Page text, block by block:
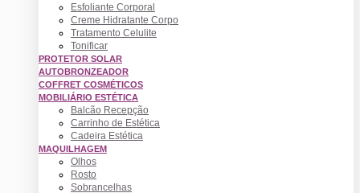
Esfoliante Corporal
Creme Hidratante Corpo
Tratamento Celulite
Tonificar
PROTETOR SOLAR
AUTOBRONZEADOR
COFFRET COSMÉTICOS
MOBILIÁRIO ESTÉTICA
Balcão Recepção
Carrinho de Estética
Cadeira Estética
MAQUILHAGEM
Olhos
Rosto
Sobrancelhas